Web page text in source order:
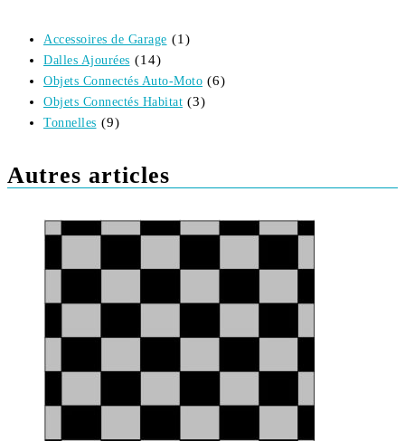
Accessoires de Garage (1)
Dalles Ajourées (14)
Objets Connectés Auto-Moto (6)
Objets Connectés Habitat (3)
Tonnelles (9)
Autres articles